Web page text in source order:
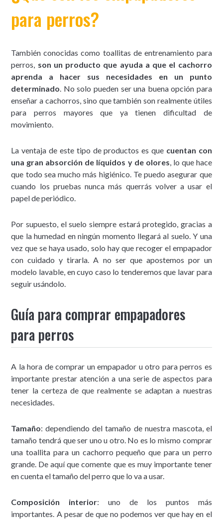
para perros?
También conocidas como toallitas de entrenamiento para
perros, son un producto que ayuda a que el cachorro
aprenda a hacer sus necesidades en un punto
determinado . No solo pueden ser una buena opción para
enseñar a cachorros, sino que también son realmente útiles
para perros mayores que ya tienen dificultad de
movimiento.
La ventaja de este tipo de productos es que cuentan con
una gran absorción de líquidos y de olores , lo que hace
que todo sea mucho más higiénico. Te puedo asegurar que
cuando los pruebas nunca más querrás volver a usar el
papel de periódico.
Por supuesto, el suelo siempre estará protegido, gracias a
que la humedad en ningún momento llegará al suelo. Y una
vez que se haya usado, solo hay que recoger el empapador
con cuidado y tirarla. A no ser que apostemos por un
modelo lavable, en cuyo caso lo tenderemos que lavar para
seguir usándolo.
Guía para comprar empapadores
para perros
A la hora de comprar un empapador u otro para perros es
importante prestar atención a una serie de aspectos para
tener la certeza de que realmente se adaptan a nuestras
necesidades.
Tamaño: dependiendo del tamaño de nuestra mascota, el
tamaño tendrá que ser uno u otro. No es lo mismo comprar
una toallita para un cachorro pequeño que para un perro
grande. De aquí que comente que es muy importante tener
en cuenta el tamaño del perro que lo va a usar.
Composición interior: uno de los puntos más
importantes. A pesar de que no podemos ver que hay en el